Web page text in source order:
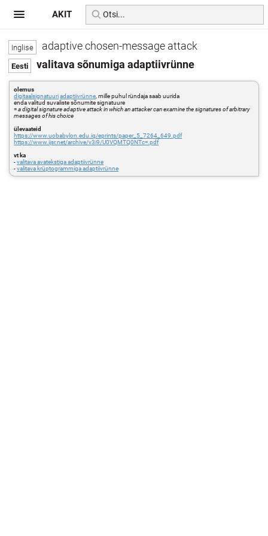
adaptive chosen-message attack
valitava sõnumiga adaptiivrünne
olemus
digitaalsignatuuriadaptiivrünne , mille puhul ründaja saab uurida
enda valitud suvaliste sõnumite signatuure
=a digital signature adaptive attack in which an attacker can examine the signatures of arbitrary
messages of his choice
ülevaateid
https://www.uobabylon.edu.iq/eprints/paper_5_7264_649.pdf
https://www.ijsr.net/archive/v3i9/U0VQMTQ0NTc=.pdf
vt ka
-valitava avatekstiga adaptiivrünne
-valitava krüptogrammiga adaptiivrünne
AKIT